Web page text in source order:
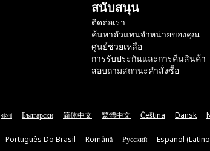
สนับสนุน
ติดต่อเรา
ค้นหาตัวแทนจำหน่ายของคุณ
ศูนย์ช่วยเหลือ
การรับประกันและการคืนสินค้า
สอบถามสถานะคำสั่งซื้อ
বাংলা Български 简体中文 繁體中文 Čeština Dansk
Português Do Brasil Română Русский Español